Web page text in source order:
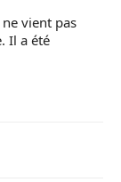
vient pas
Il a été